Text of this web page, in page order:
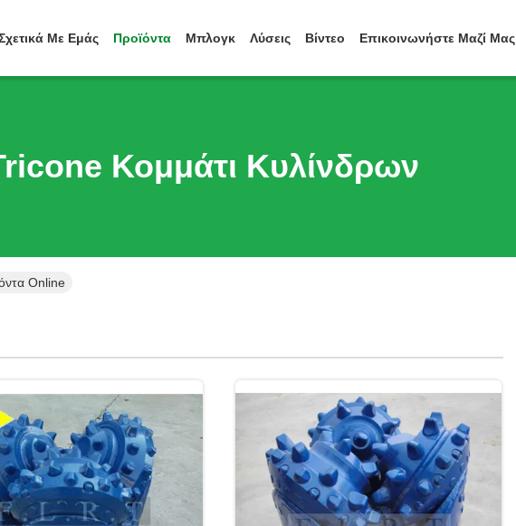
Με Εμάς Προϊόντα Μπλογκ Λύσεις Βίντεο Επικοινωνήστε Μαζί Μας
Κομμάτι Κυλίνδρων
Online